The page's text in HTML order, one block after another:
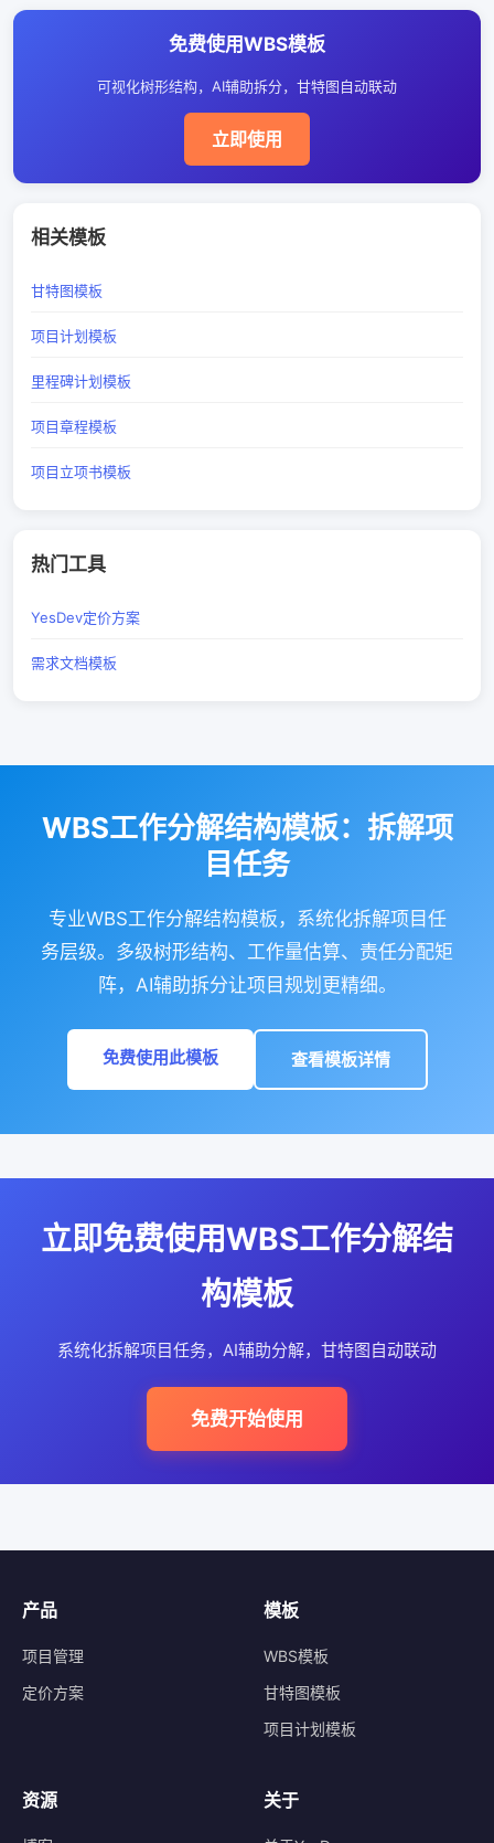
免费使用WBS模板
可视化树形结构，AI辅助拆分，甘特图自动联动
立即使用
相关模板
甘特图模板
项目计划模板
里程碑计划模板
项目章程模板
项目立项书模板
热门工具
YesDev定价方案
需求文档模板
WBS工作分解结构模板：拆解项
目任务
专业WBS工作分解结构模板，系统化拆解项目任
务层级。多级树形结构、工作量估算、责任分配矩
阵，AI辅助拆分让项目规划更精细。
免费使用此模板 查看模板详情
立即免费使用WBS工作分解结
构模板
系统化拆解项目任务，AI辅助分解，甘特图自动联动
免费开始使用
产品
项目管理
定价方案
模板
WBS模板
甘特图模板
项目计划模板
资源 关于